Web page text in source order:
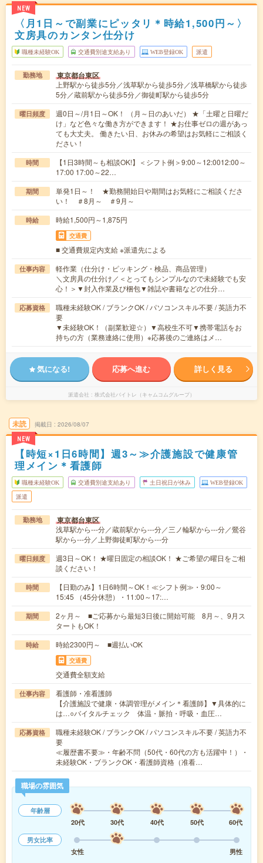
NEW
〈月1日～で副業にピッタリ＊時給1,500円～〉
文房具のカンタン仕分け
職種未経験OK 交通費別途支給あり WEB登録OK 派遣
勤務地 東京都台東区
上野駅から徒歩5分／浅草駅から徒歩5分／浅草橋駅から徒歩
5分／蔵前駅から徒歩5分／御徒町駅から徒歩5分
曜日頻度
週0日～/月1日～OK！ （月～日のあいだ） ★「土曜と日曜だ
け」など色々な働き方ができます！ ★お仕事ゼロの週があっ
ても大丈夫。 働きたい日、お休みの希望はお気軽にご相談く
ださい！
時間
【1日3時間～も相談OK!】＜シフト例＞9:00～12:0012:00～
17:00 17:00～22…
期間
単発1日～！ ★勤務開始日や期間はお気軽にご相談くださ
い！ ＃8月～ ＃9月～
時給 時給1,500円～1,875円
交通費
■ 交通費規定内支給 ※派遣先による
仕事内容
軽作業（仕分け・ピッキング・検品、商品管理）
＼文房具の仕分け／＜とってもシンプルなので未経験でも安
心！＞▼封入作業及び梱包▼雑誌や書籍などの仕分…
応募資格
職種未経験OK / ブランクOK / パソコンスキル不要 / 英語力不
要
▼未経験OK！（副業歓迎☆）▼高校生不可▼携帯電話をお
持ちの方（業務連絡に使用）※応募後のご連絡はメ…
気になる! 応募へ進む 詳しく見る
派遣会社 株式会社バイトレ（キャムコムグループ）
未読
NEW
掲載日 2026/08/07
【時短×1日6時間】週3～≫介護施設で健康管
理メイン＊看護師
職種未経験OK 交通費別途支給あり 土日祝日が休み WEB登録OK
派遣
勤務地 東京都台東区
浅草駅から---分／蔵前駅から---分／三ノ輪駅から---分／鶯谷
駅から---分／上野御徒町駅から---分
曜日頻度
週3日～OK！ ★曜日固定の相談OK！ ★ご希望の曜日をご相
談ください！
時間
【日勤のみ】1日6時間～OK！≪シフト例≫・9:00～
15:45 （45分休憩）・11:00～17:…
期間
2ヶ月～ ■ご応募から最短3日後に開始可能 8月～、9月ス
タートもOK！
時給 時給2300円～ ■週払いOK
交通費
交通費全額支給
仕事内容
看護師・准看護師
【介護施設で健康・体調管理がメイン＊看護師】▼具体的に
は…○バイタルチェック 体温・脈拍・呼吸・血圧…
応募資格
職種未経験OK / ブランクOK / パソコンスキル不要 / 英語力不
要
≪履歴書不要≫・年齢不問（50代・60代の方も活躍中！）・
未経験OK・ブランクOK・看護師資格（准看…
職場の雰囲気
年齢層
20代
30代 40代 50代
60代
男女比率
女性
男性